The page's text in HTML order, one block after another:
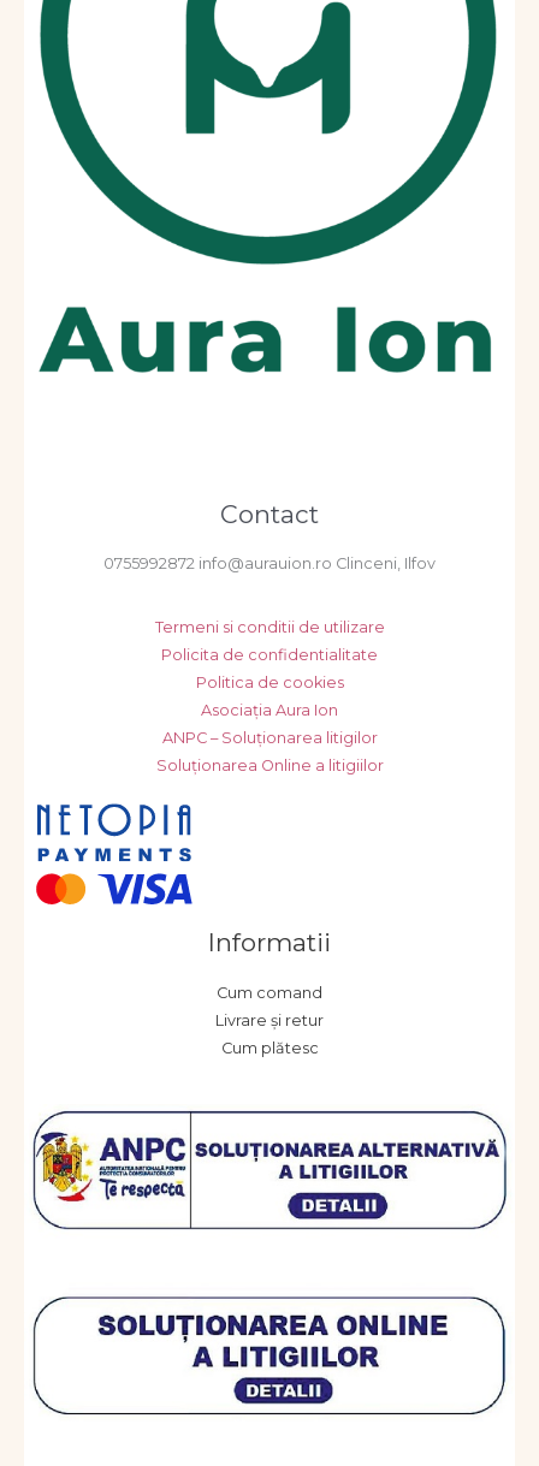
Contact
0755992872 info@aurauion.ro Clinceni, Ilfov
Termeni si conditii de utilizare
Policita de confidentialitate
Politica de cookies
Asociația Aura Ion
ANPC – Soluționarea litigilor
Soluționarea Online a litigiilor
Informatii
Cum comand
Livrare și retur
Cum plătesc